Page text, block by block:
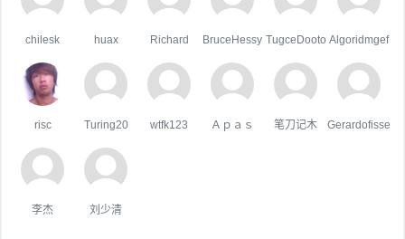
chilesk huax Richard BruceHessy TugceDooto Algoridmgef
risc Turing20 wtfk123 Ａｐａｓ 笔刀记木 Gerardofisse
李杰 刘少清